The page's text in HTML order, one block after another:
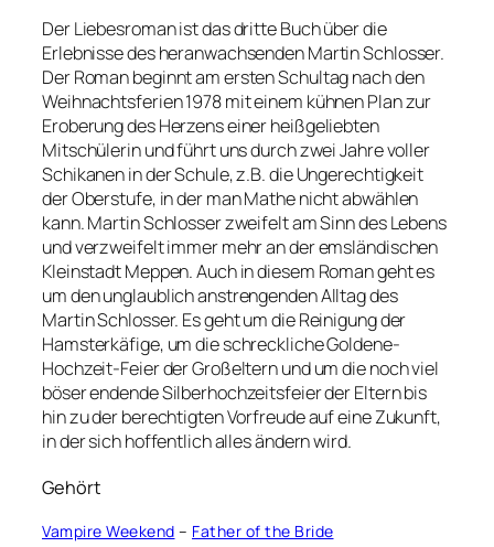
Der Liebesroman ist das dritte Buch über die
Erlebnisse des heranwachsenden Martin Schlosser.
Der Roman beginnt am ersten Schultag nach den
Weihnachtsferien 1978 mit einem kühnen Plan zur
Eroberung des Herzens einer heißgeliebten
Mitschülerin und führt uns durch zwei Jahre voller
Schikanen in der Schule, z.B. die Ungerechtigkeit
der Oberstufe, in der man Mathe nicht abwählen
kann. Martin Schlosser zweifelt am Sinn des Lebens
und verzweifelt immer mehr an der emsländischen
Kleinstadt Meppen. Auch in diesem Roman geht es
um den unglaublich anstrengenden Alltag des
Martin Schlosser. Es geht um die Reinigung der
Hamsterkäfige, um die schreckliche Goldene-
Hochzeit-Feier der Großeltern und um die noch viel
böser endende Silberhochzeitsfeier der Eltern bis
hin zu der berechtigten Vorfreude auf eine Zukunft,
in der sich hoffentlich alles ändern wird.
Gehört
Vampire Weekend – Father of the Bride